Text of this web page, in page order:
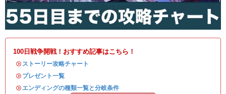
100日戦争開戦！おすすめ記事はこちら！
・ ストーリー攻略チャート
・ プレゼント一覧
・ エンディングの種類一覧と分岐条件